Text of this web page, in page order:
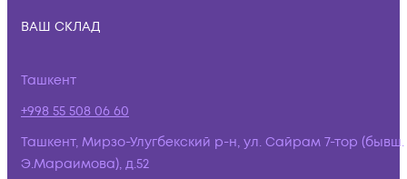
ВАШ СКЛАД
Ташкент
+998 55 508 06 60
Ташкент, Мирзо-Улугбекский р-н, ул. Сайрам 7-тор (бывш.
Э.Мараимова), д.52